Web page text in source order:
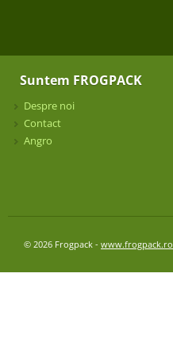
Suntem FROGPACK
Despre noi
Contact
Angro
© 2026 Frogpack - www.frogpack.ro